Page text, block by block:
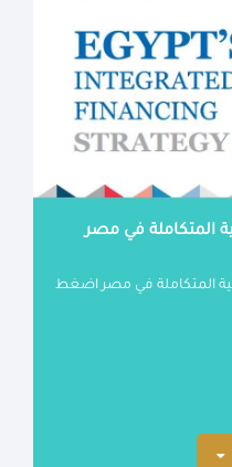
المتكاملة في مصر
المتكاملة في مصر اضغط